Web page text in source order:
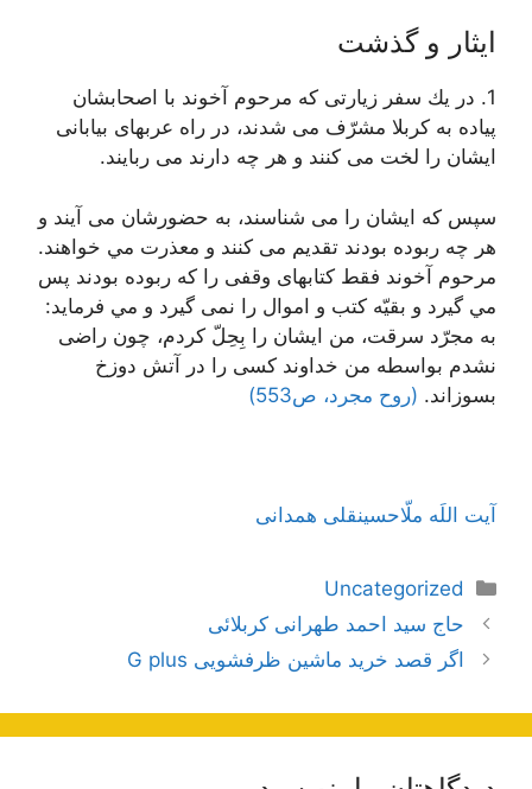
ایثار و گذشت
1. در يك سفر زيارتى كه مرحوم آخوند با اصحابشان
پياده به كربلا مشرّف مى ‏شدند، در راه عرب‏هاى بيابانى
ايشان را لخت مى ‏كنند و هر چه دارند مى ‏ربايند.
سپس كه ايشان را مى‏ شناسند، به حضورشان مى ‏آيند و
هر چه ربوده بودند تقديم مى‏ كنند و معذرت مي خواهند.
مرحوم آخوند فقط كتابهاى وقفى را كه ربوده بودند پس
مي گيرد و بقيّه كتب و اموال را نمى ‏گيرد و مي فرمايد:
به مجرّد سرقت، من ايشان را بِحِلّ كردم، چون راضى
نشدم بواسطه من خداوند كسى را در آتش دوزخ
بسوزاند. (روح مجرد، ص553)
آیت اللَه ملّاحسینقلی همدانی
دسته‌ها
Uncategorized
ناوبری
نوشته‌ها
حاج سید احمد طهرانی کربلائی
اگر قصد خرید ماشین ظرفشویی G plus